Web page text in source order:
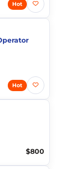
Hot
Hot
$800